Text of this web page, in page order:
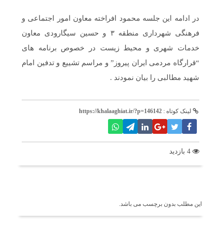
در ادامه این جلسه محمود افراخته معاون امور اجتماعی و
فرهنگی شهرداری منطقه ۳ و حسین سیگارودی معاون
خدمات شهری و محیط زیست در خصوص برنامه های
“قرارگاه مردمی ایران پیروز” و مراسم تشییع و تدفین امام
شهید مطالبی را بیان نمودند .
لینک کوتاه : https://khalaaghiat.ir/?p=146142
این مطلب بدون برچسب می باشد.